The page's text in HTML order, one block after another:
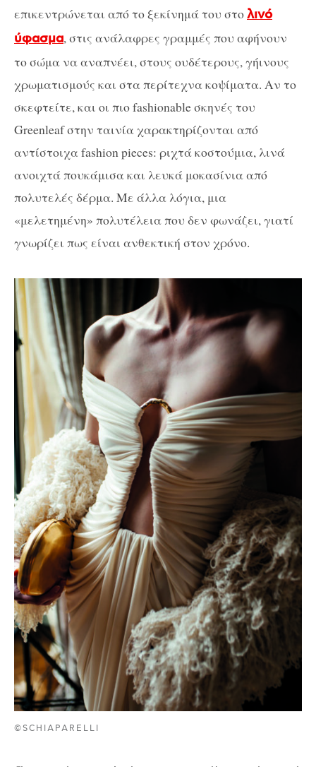
επικεντρώνεται από το ξεκίνημά του στολινό
ύφασμα, στις ανάλαφρες γραμμές που αφήνουν
το σώμα να αναπνέει, στους ουδέτερους, γήινους
χρωματισμούς και στα περίτεχνα κοψίματα. Αν το
σκεφτείτε, και οι πιο fashionable σκηνές του
Greenleaf στην ταινία χαρακτηρίζονται από
αντίστοιχα fashion pieces: ριχτά κοστούμια, λινά
ανοιχτά πουκάμισα και λευκά μοκασίνια από
πολυτελές δέρμα. Με άλλα λόγια, μια
«μελετημένη» πολυτέλεια που δεν φωνάζει, γιατί
γνωρίζει πως είναι ανθεκτική στον χρόνο.
©SCHIAPARELLI